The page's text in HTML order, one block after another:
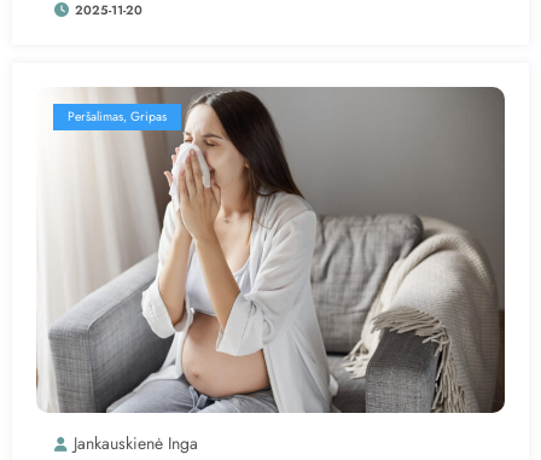
2025-11-20
Peršalimas, Gripas
Jankauskienė Inga